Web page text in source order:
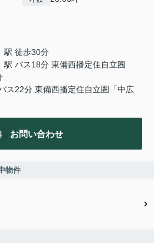
駅 徒歩30分
駅 バス18分 東備西播定住自立圏
ス22分 東備西播定住自立圏「中広
お問い合わせ
物件